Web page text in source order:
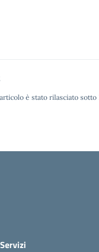
è stato rilasciato